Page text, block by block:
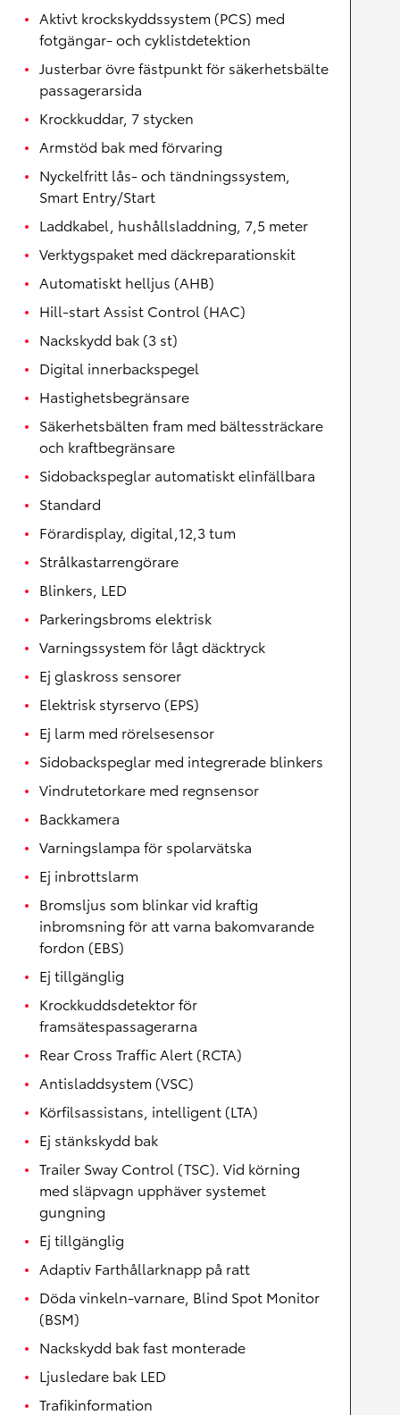
Aktivt krockskyddssystem (PCS) med
fotgängar- och cyklistdetektion
Justerbar övre fästpunkt för säkerhetsbälte
passagerarsida
Krockkuddar, 7 stycken
Armstöd bak med förvaring
Nyckelfritt lås- och tändningssystem,
Smart Entry/Start
Laddkabel, hushållsladdning, 7,5 meter
Verktygspaket med däckreparationskit
Automatiskt helljus (AHB)
Hill-start Assist Control (HAC)
Nackskydd bak (3 st)
Digital innerbackspegel
Hastighetsbegränsare
Säkerhetsbälten fram med bältessträckare
och kraftbegränsare
Sidobackspeglar automatiskt elinfällbara
Standard
Förardisplay, digital,12,3 tum
Strålkastarrengörare
Blinkers, LED
Parkeringsbroms elektrisk
Varningssystem för lågt däcktryck
Ej glaskross sensorer
Elektrisk styrservo (EPS)
Ej larm med rörelsesensor
Sidobackspeglar med integrerade blinkers
Vindrutetorkare med regnsensor
Backkamera
Varningslampa för spolarvätska
Ej inbrottslarm
Bromsljus som blinkar vid kraftig
inbromsning för att varna bakomvarande
fordon (EBS)
Ej tillgänglig
Krockkuddsdetektor för
framsätespassagerarna
Rear Cross Traffic Alert (RCTA)
Antisladdsystem (VSC)
Körfilsassistans, intelligent (LTA)
Ej stänkskydd bak
Trailer Sway Control (TSC). Vid körning
med släpvagn upphäver systemet
gungning
Ej tillgänglig
Adaptiv Farthållarknapp på ratt
Döda vinkeln-varnare, Blind Spot Monitor
(BSM)
Nackskydd bak fast monterade
Ljusledare bak LED
Trafikinformation